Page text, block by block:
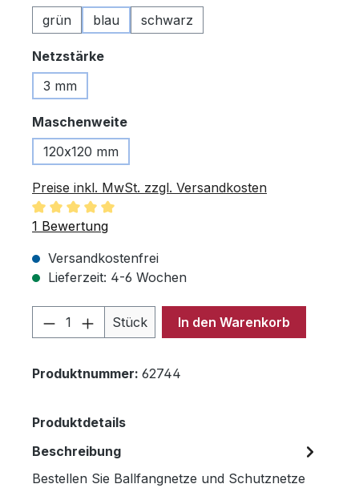
grün
blau schwarz
Netzstärkeauswählen
3 mm
Maschenweiteauswählen
120x120 mm
Preise inkl. MwSt. zzgl. Versandkosten
Durchschnittliche Bewertung von 5 von 5 Sternen
1 Bewertung
Versandkostenfrei
Lieferzeit: 4-6 Wochen
Produkt Anzahl: Gib den
Stück In den Warenkorb
Produktnummer: 62744
Produktdetails
Beschreibung
Bestellen Sie Ballfangnetze und Schutznetze